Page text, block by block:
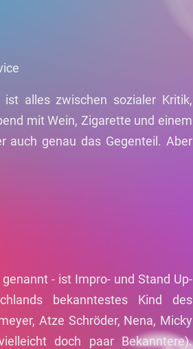
alles zwischen sozialer Kritik,
mit Wein, Zigarette und einem
auch genau das Gegenteil. Aber
- ist Impro- und Stand Up-
bekanntestes Kind des
Atze Schröder, Nena, Micky
doch paar Bekanntere).